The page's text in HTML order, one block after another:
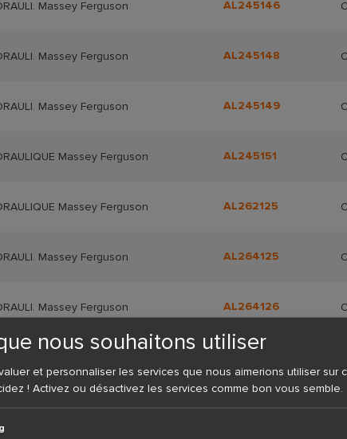
Massey Ferguson AL245146
Massey Ferguson AL245148
Massey Ferguson AL245149
Massey Ferguson AL245151
Massey Ferguson AL262125
Massey Ferguson AL264125
Massey Ferguson AL264126
Massey Ferguson
Massey Ferguson AL269681
nous souhaitons utiliser
et personnaliser les services que nous aimerions utiliser sur
! Activez ou désactivez les services comme bon vous semble.